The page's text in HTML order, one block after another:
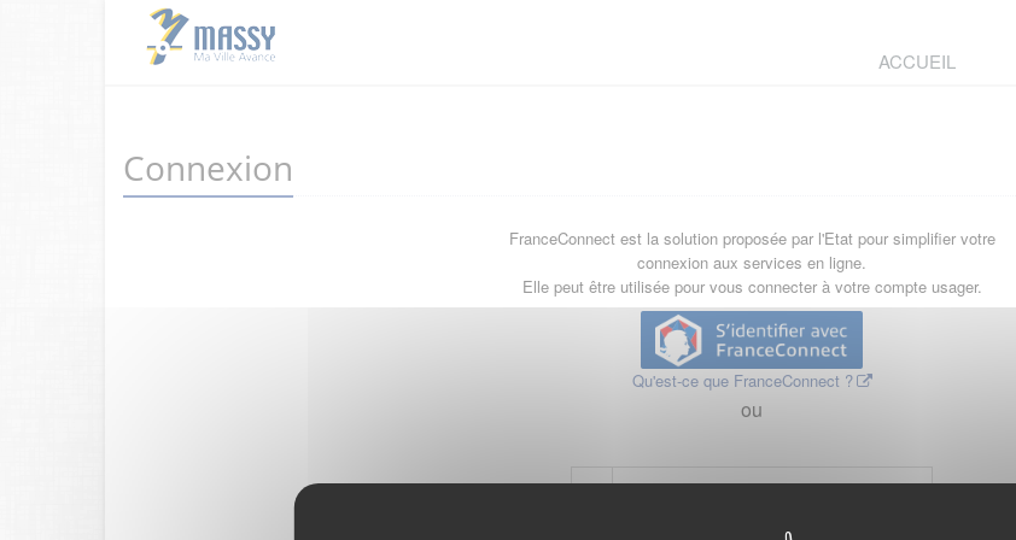
ACCUEIL
Connexion
FranceConnect est la solution proposée par l'Etat pour simplifier votre
connexion aux services en ligne.
Elle peut être utilisée pour vous connecter à votre compte usager.
Qu'est-ce que FranceConnect ?
ou